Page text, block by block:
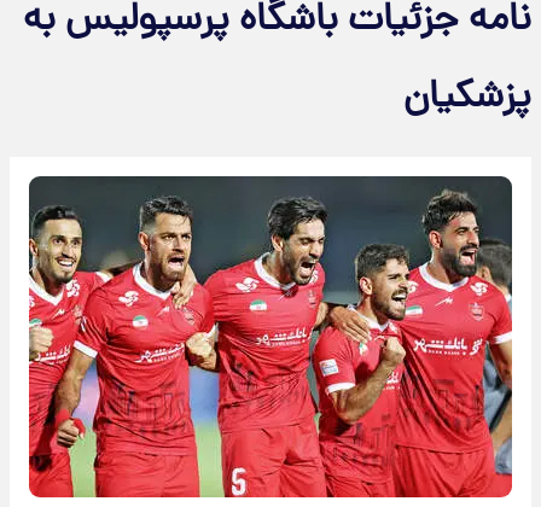
نامه جزئیات باشگاه پرسپولیس به
پزشکیان